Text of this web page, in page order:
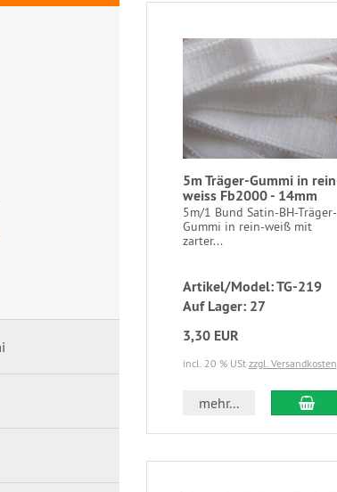
5m Träger-Gummi in
weiss Fb2000 - 14mm
5m/1 Bund Satin-BH-Träger-
Gummi in rein-weiß mit
zarter...
Artikel/Model: TG-219
Auf Lager: 27
3,30 EUR
incl. 20 % USt zzgl. Versandkosten
mehr...